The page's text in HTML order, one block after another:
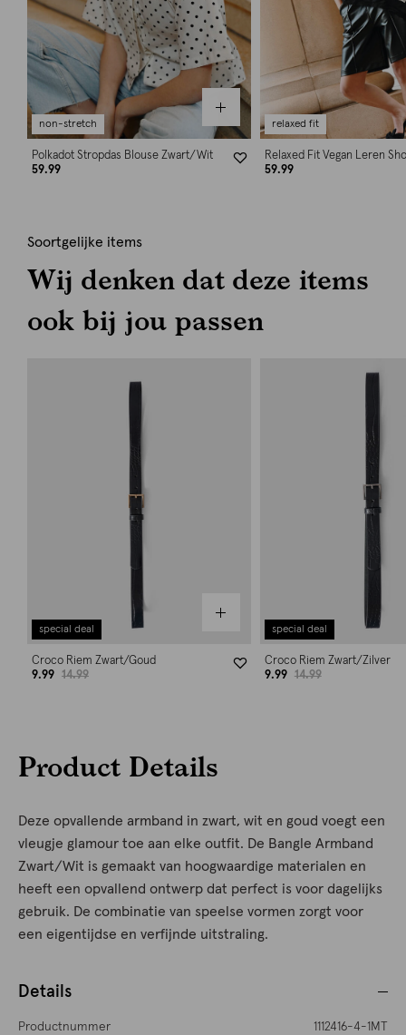
non-stretch
Polkadot Stropdas Blouse Zwart/Wit
59.99
relaxed fit
Relaxed Fit Vegan Leren
59.99
Soortgelijke items
Wij denken dat deze items
ook bij jou passen
special deal
Croco Riem Zwart/Goud
9.99
14.99
special deal
Croco Riem Zwart/Zilver
9.99
14.99
Product Details
Deze opvallende armband in zwart, wit en goud voegt een
vleugje glamour toe aan elke outfit. De Bangle Armband
Zwart/Wit is gemaakt van hoogwaardige materialen en
heeft een opvallend ontwerp dat perfect is voor dagelijks
gebruik. De combinatie van speelse vormen zorgt voor
een eigentijdse en verfijnde uitstraling.
Details
Productnummer
1112416-4-1MT